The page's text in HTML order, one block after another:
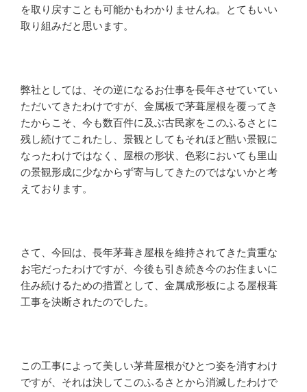
を取り戻すことも可能かもわかりませんね。とてもいい
取り組みだと思います。
弊社としては、その逆になるお仕事を長年させていてい
ただいてきたわけですが、金属板で茅葺屋根を覆ってき
たからこそ、今も数百件に及ぶ古民家をこのふるさとに
残し続けてこれたし、景観としてもそれほど酷い景観に
なったわけではなく、屋根の形状、色彩においても里山
の景観形成に少なからず寄与してきたのではないかと考
えております。
さて、今回は、長年茅葺き屋根を維持されてきた貴重な
お宅だったわけですが、今後も引き続き今のお住まいに
住み続けるための措置として、金属成形板による屋根葺
工事を決断されたのでした。
この工事によって美しい茅葺屋根がひとつ姿を消すわけ
ですが、それは決してこのふるさとから消滅したわけで